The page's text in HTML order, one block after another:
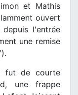
et Mathis
ouvert
l'entrée
une remise
fut de courte
une frappe